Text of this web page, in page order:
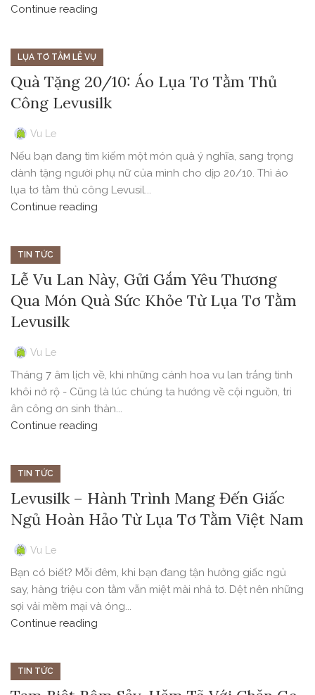
Continue reading
LỤA TƠ TẰM LÊ VỤ
Quà Tặng 20/10: Áo Lụa Tơ Tằm Thủ
Công Levusilk
Vu Le
Nếu bạn đang tìm kiếm một món quà ý nghĩa, sang trọng
dành tặng người phụ nữ của mình cho dịp 20/10. Thì áo
lụa tơ tằm thủ công Levusil...
Continue reading
TIN TỨC
Lễ Vu Lan Này, Gửi Gắm Yêu Thương
Qua Món Quà Sức Khỏe Từ Lụa Tơ Tằm
Levusilk
Vu Le
Tháng 7 âm lịch về, khi những cánh hoa vu lan trắng tinh
khôi nở rộ - Cũng là lúc chúng ta hướng về cội nguồn, tri
ân công ơn sinh thàn...
Continue reading
TIN TỨC
Levusilk – Hành Trình Mang Đến Giấc
Ngủ Hoàn Hảo Từ Lụa Tơ Tằm Việt Nam
Vu Le
Bạn có biết? Mỗi đêm, khi bạn đang tận hưởng giấc ngủ
say, hàng triệu con tằm vẫn miệt mài nhả tơ. Dệt nên những
sợi vải mềm mại và óng...
Continue reading
TIN TỨC